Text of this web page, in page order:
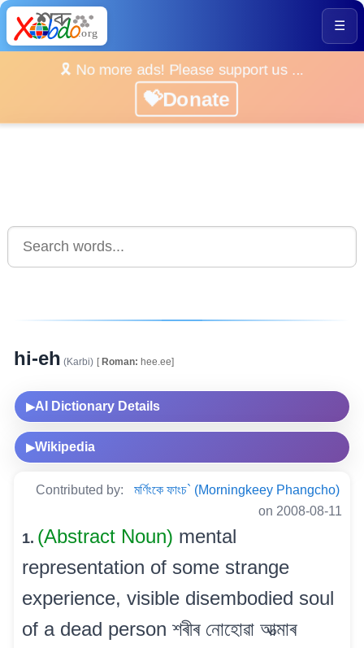
☰
🎗️ No more ads! Please support us ...
💝Donate
hi-eh (Karbi) [Roman: hee.ee]
▶AI Dictionary Details
▶Wikipedia
Contributed by:
মৰ্ণিংকে ফাংচ` (Morningkeey Phangcho)
on 2008-08-11
1. (Abstract Noun) mental
representation of some strange
experience, visible disembodied soul
of a dead person শৰীৰ নোহোৱা আত্মাৰ